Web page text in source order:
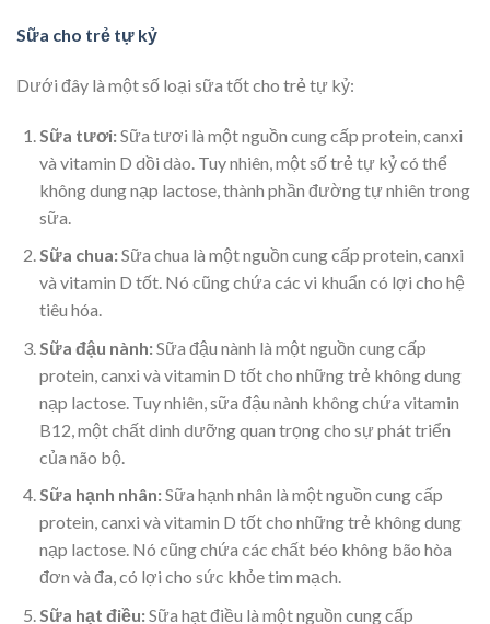
Sữa cho trẻ tự kỷ
Dưới đây là một số loại sữa tốt cho trẻ tự kỷ:
Sữa tươi:Sữa tươi là một nguồn cung cấp protein, canxi
và vitamin D dồi dào. Tuy nhiên, một số trẻ tự kỷ có thể
không dung nạp lactose, thành phần đường tự nhiên trong
sữa.
Sữa chua:Sữa chua là một nguồn cung cấp protein, canxi
và vitamin D tốt. Nó cũng chứa các vi khuẩn có lợi cho hệ
tiêu hóa.
Sữa đậu nành:Sữa đậu nành là một nguồn cung cấp
protein, canxi và vitamin D tốt cho những trẻ không dung
nạp lactose. Tuy nhiên, sữa đậu nành không chứa vitamin
B12, một chất dinh dưỡng quan trọng cho sự phát triển
của não bộ.
Sữa hạnh nhân:Sữa hạnh nhân là một nguồn cung cấp
protein, canxi và vitamin D tốt cho những trẻ không dung
nạp lactose. Nó cũng chứa các chất béo không bão hòa
đơn và đa, có lợi cho sức khỏe tim mạch.
Sữa hạt điều:Sữa hạt điều là một nguồn cung cấp